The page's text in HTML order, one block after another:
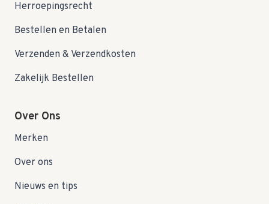
Herroepingsrecht
Bestellen en Betalen
Verzenden & Verzendkosten
Zakelijk Bestellen
Over Ons
Merken
Over ons
Nieuws en tips